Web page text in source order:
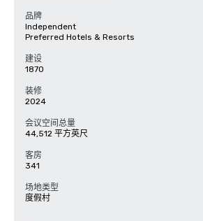
品牌
Independent
Preferred Hotels & Resorts
建设
1870
装修
2024
会议空间总量
44,512 平方英尺
客房
341
场地类型
度假村